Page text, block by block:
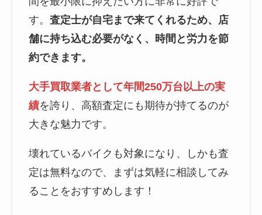
す。 査定士が自宅まで来てくれるため、店
舗に持ち込む必要がなく、時間と労力を節
約できます。
大手買取業者として年間250万台以上の実
績を誇り、高額査定にも期待が持てるのが
大きな魅力です。
壊れているバイクも対象になり、しかも査
定は無料なので、まずは気軽に相談してみ
ることをおすすめします！